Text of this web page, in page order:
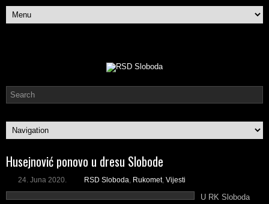
Husejnović ponovo u dresu Slobode
24. Juna 2020. RSD Sloboda, Rukomet, Vijesti
U RK Sloboda